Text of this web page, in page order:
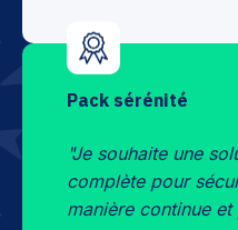
Pack sérénité
"Je souhaite une
complète pour
manière continue